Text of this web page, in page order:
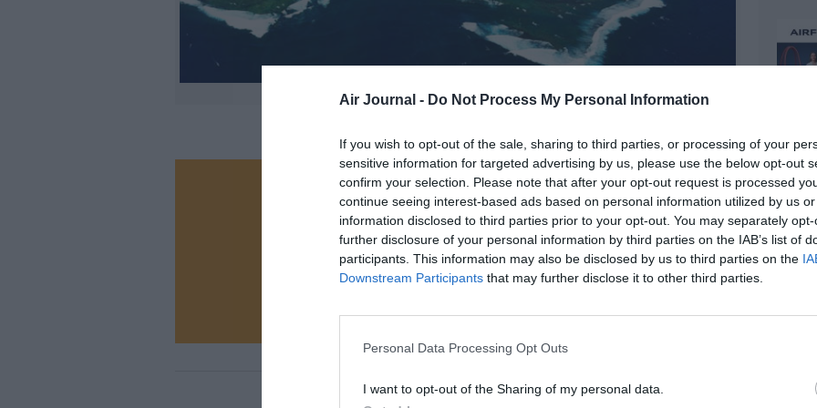
Air Journal - Do Not Process My Personal Information
If you wish to opt-out of the sale, sharing to third parties, or processing of your
sensitive information for targeted advertising by us, please use the below opt-out
confirm your selection. Please note that after your opt-out request is processed
continue seeing interest-based ads based on personal information utilized by us
information disclosed to third parties prior to your opt-out. You may separately
further disclosure of your personal information by third parties on the IAB’s list of
participants. This information may also be disclosed by us to third parties on the
Downstream Participants that may further disclose it to other third parties.
Personal Data Processing Opt Outs
I want to opt-out of the Sharing of my personal data.
©Air Mauritius
Vous avez apprécié l’article ?
Soutenez-nous, faites un don !
NOUS SOUTENIR